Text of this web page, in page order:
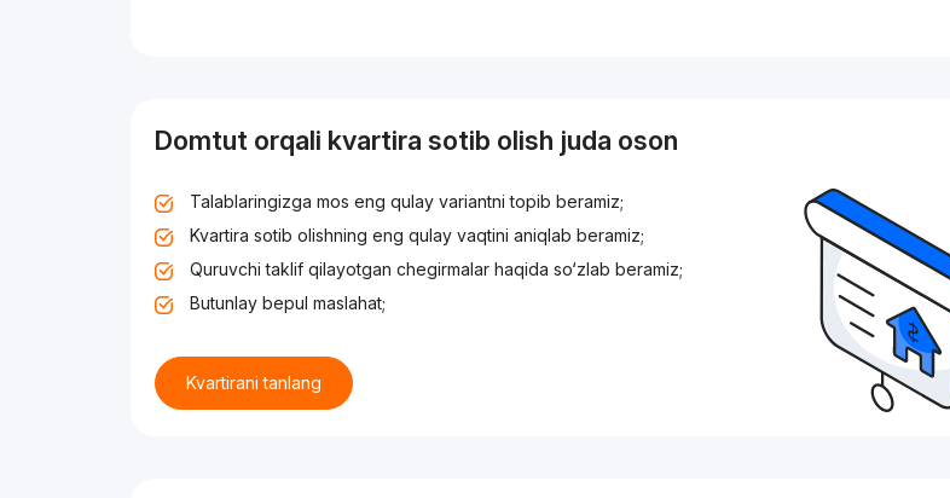
Domtut orqali kvartira sotib olish juda oson
Talablaringizga mos eng qulay variantni topib beramiz;
Kvartira sotib olishning eng qulay vaqtini aniqlab beramiz;
Quruvchi taklif qilayotgan chegirmalar haqida so‘zlab beramiz;
Butunlay bepul maslahat;
Kvartirani tanlang